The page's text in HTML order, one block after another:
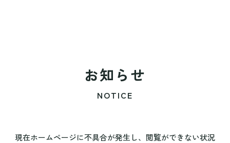
お知らせ
NOTICE
現在ホームページに不具合が発生し、閲覧ができない状況